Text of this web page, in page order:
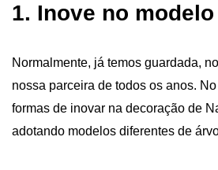
1. Inove no
Normalmente, já temos guardada,
nossa parceira de todos os anos.
formas de inovar na decoração de
adotando modelos diferentes de